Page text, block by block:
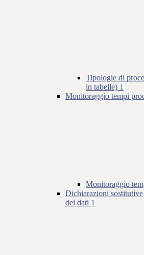
Tipologie di
in tabelle) 1
Monitoraggio tempi
Monitoraggio
Dichiarazioni
dei dati 1